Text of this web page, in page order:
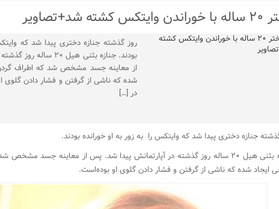
شد+تصاویر
روز گذشته جنازه دختری پیدا شد که
بودند. جنازه بثنی هیل
از معاینه جسد مشخص شد که اطراف
شده که ناشی از گرفتن و فشار دادن گلوی
در […]
جنازه دختری پیدا شد که وایتکس را به زور به او خورانده بودند.
جنازه بثنی هیل ۲۰ ساله روز گذشته در آپارتمانش پیدا شد. پس از معاینه جسد
ایجاد شده که ناشی از گرفتن و فشار دادن گلوی او بوده‌است.